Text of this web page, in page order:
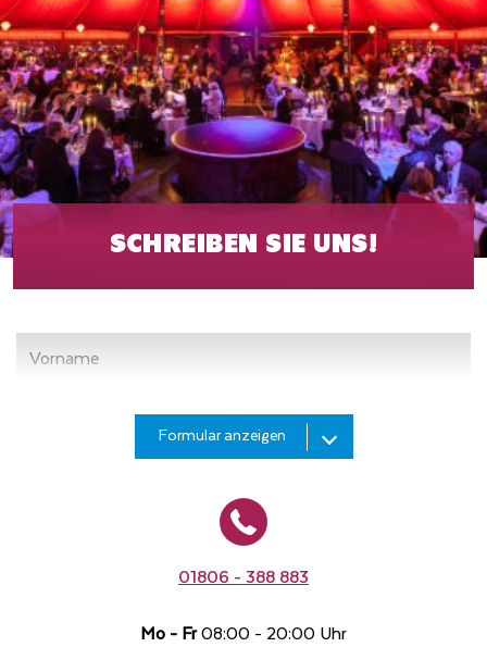
SCHREIBEN SIE UNS!
Formular anzeigen
01806 - 388 883
Mo - Fr08:00 - 20:00 Uhr